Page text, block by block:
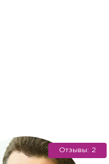
Отзывы: 2
можете (или не